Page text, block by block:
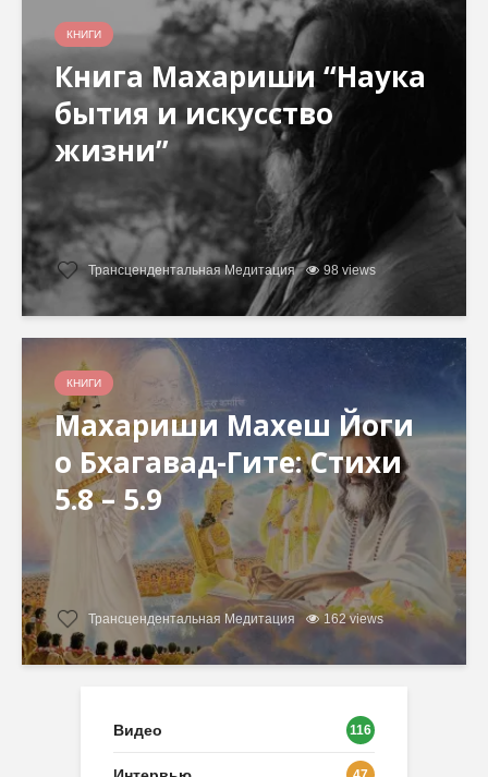
КНИГИ
Книга Махариши “Наука
бытия и искусство
жизни”
Трансцендентальная Медитация 98 views
КНИГИ
Махариши Махеш Йоги
о Бхагавад-Гите: Стихи
5.8 – 5.9
Трансцендентальная Медитация 162 views
Видео 116